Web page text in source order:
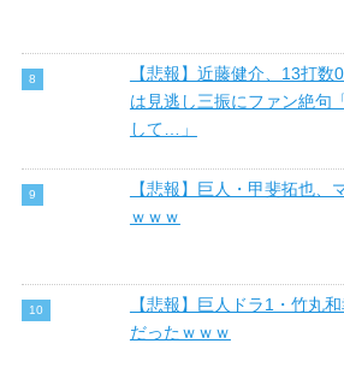
【悲報】近藤健介、13打
は見逃し三振にファン絶句
して…」
【悲報】巨人・甲斐拓也、
ｗｗｗ
【悲報】巨人ドラ1・竹丸
だったｗｗｗ